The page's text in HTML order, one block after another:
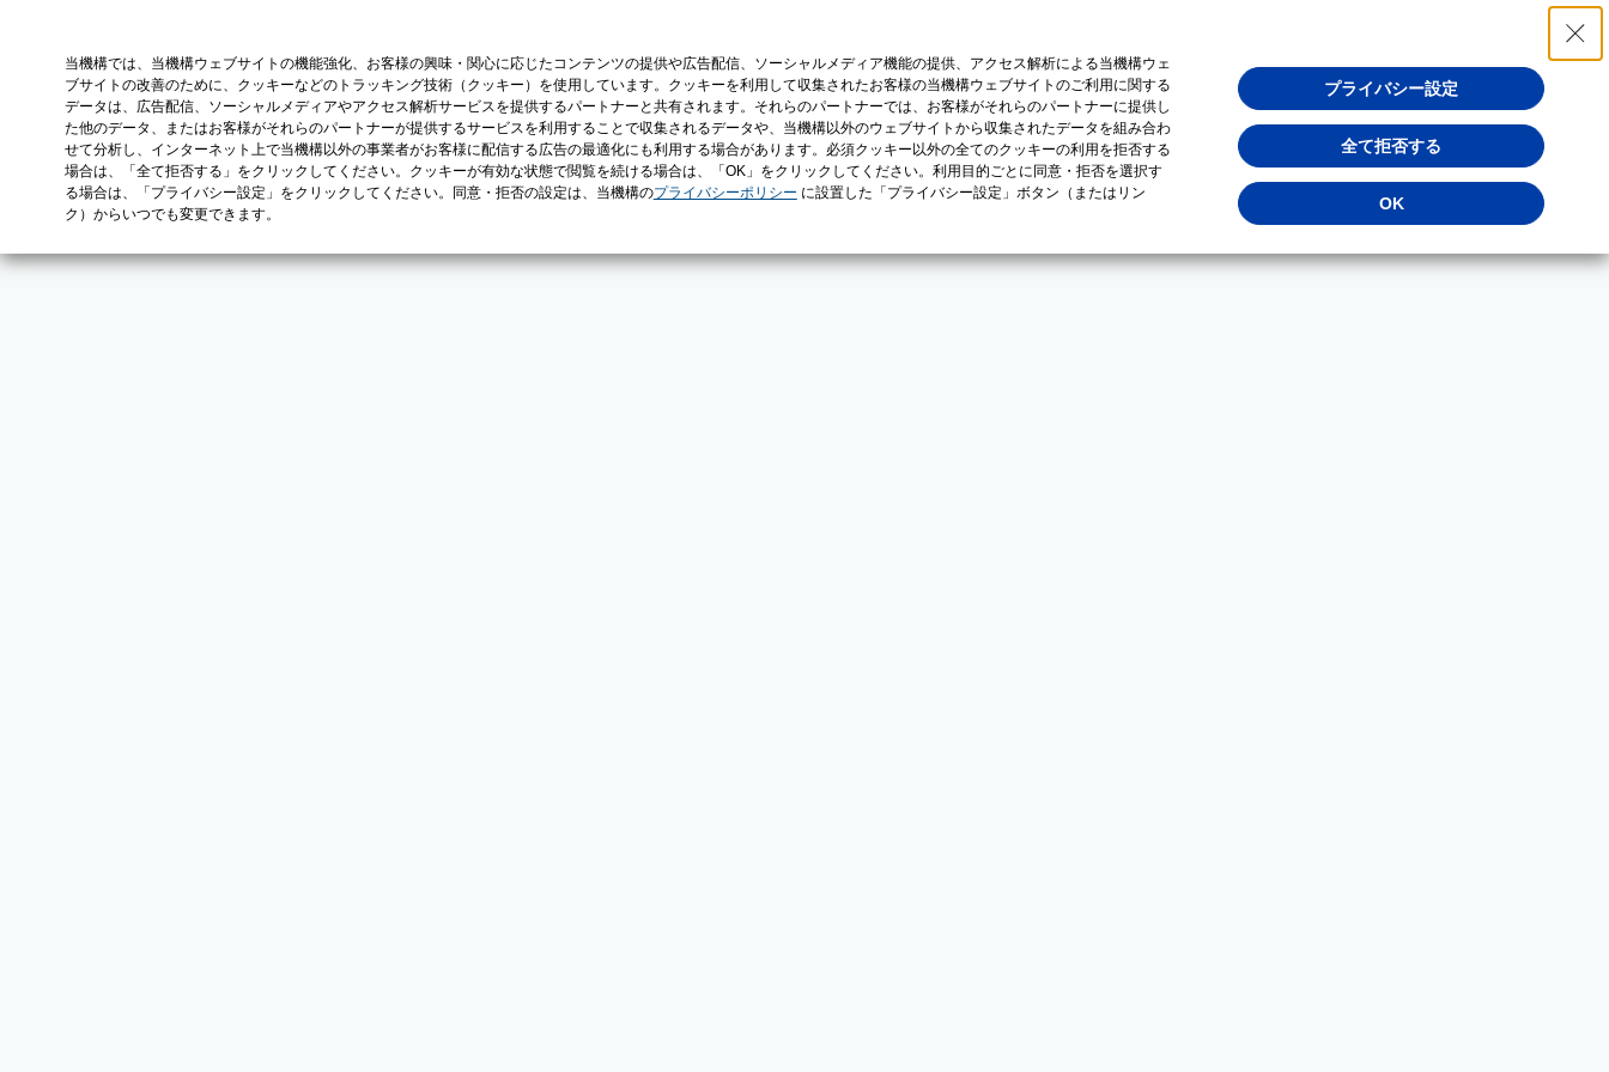
当機構では、当機構ウェブサイトの機能強化、お客様の興味・関心に応じたコンテンツの提供や広告配信、ソーシャルメディア機能の提供、アクセス解析による当機構ウェ
ブサイトの改善のために、クッキーなどのトラッキング技術（クッキー）を使用しています。クッキーを利用して収集されたお客様の当機構ウェブサイトのご利用に関する
データは、広告配信、ソーシャルメディアやアクセス解析サービスを提供するパートナーと共有されます。それらのパートナーでは、お客様がそれらのパートナーに提供し
た他のデータ、またはお客様がそれらのパートナーが提供するサービスを利用することで収集されるデータや、当機構以外のウェブサイトから収集されたデータを組み合わ
せて分析し、インターネット上で当機構以外の事業者がお客様に配信する広告の最適化にも利用する場合があります。必須クッキー以外の全てのクッキーの利用を拒否する
場合は、「全て拒否する」をクリックしてください。クッキーが有効な状態で閲覧を続ける場合は、「OK」をクリックしてください。利用目的ごとに同意・拒否を選択す
る場合は、「プライバシー設定」をクリックしてください。同意・拒否の設定は、当機構のプライバシーポリシー に設置した「プライバシー設定」ボタン（またはリン
ク）からいつでも変更できます。
プライバシー設定
全て拒否する
OK